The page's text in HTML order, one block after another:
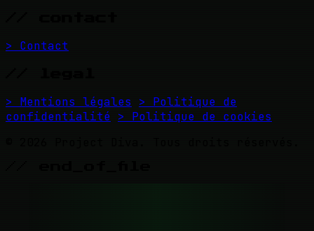
> Contact
> Mentions légales
> Politique de
confidentialité > Politique de cookies